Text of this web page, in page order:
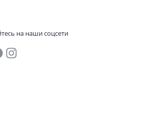
на наши соцсети